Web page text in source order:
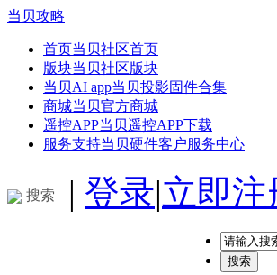
当贝攻略
首页当贝社区首页
版块当贝社区版块
当贝AI app当贝投影固件合集
商城当贝官方商城
遥控APP当贝遥控APP下载
服务支持当贝硬件客户服务中心
搜索 | 登录|立即注
搜索